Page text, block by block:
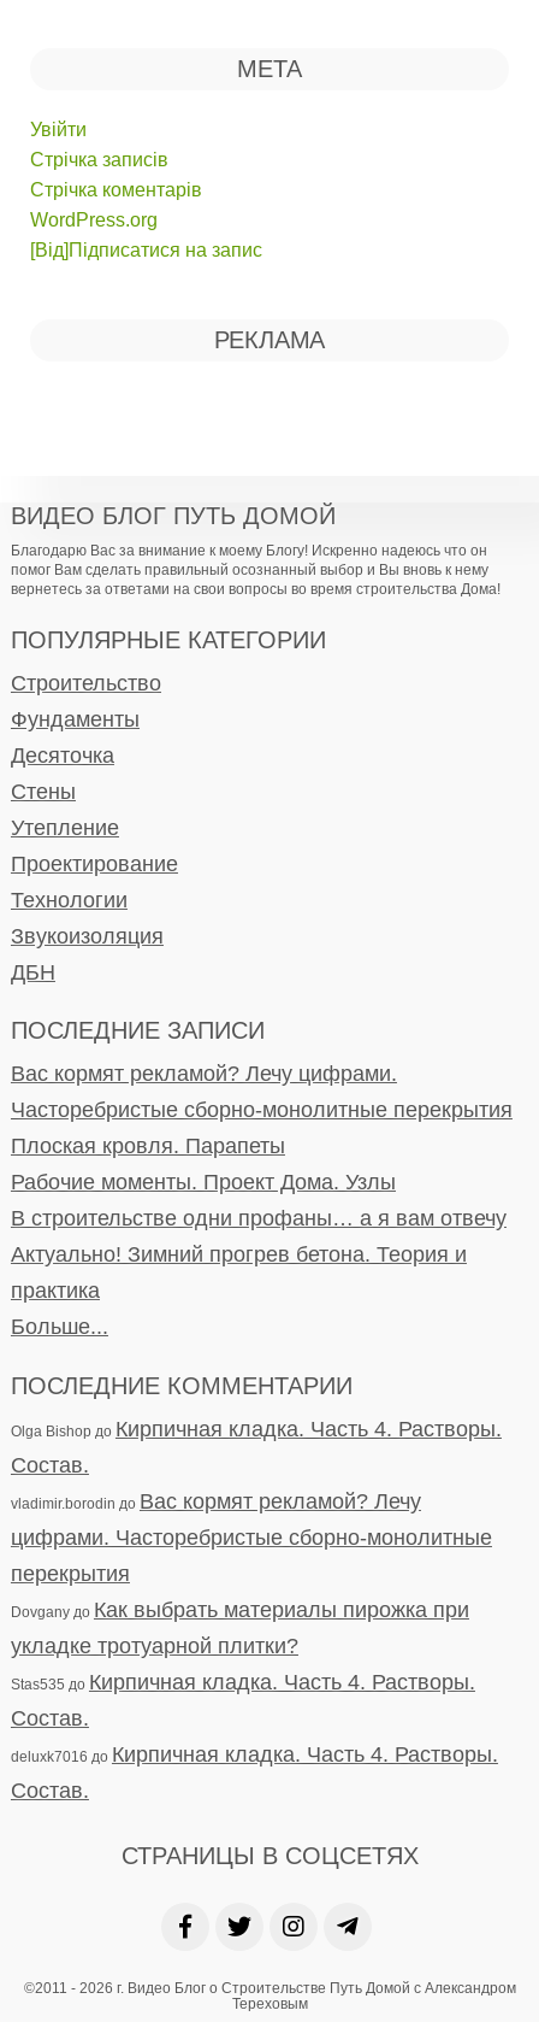
МЕТА
Увійти
Стрічка записів
Стрічка коментарів
WordPress.org
[Від]Підписатися на запис
РЕКЛАМА
ВИДЕО БЛОГ ПУТЬ ДОМОЙ
Благодарю Вас за внимание к моему Блогу! Искренно надеюсь что он
помог Вам сделать правильный осознанный выбор и Вы вновь к нему
вернетесь за ответами на свои вопросы во время строительства Дома!
ПОПУЛЯРНЫЕ КАТЕГОРИИ
Строительство
Фундаменты
Десяточка
Стены
Утепление
Проектирование
Технологии
Звукоизоляция
ДБН
ПОСЛЕДНИЕ ЗАПИСИ
Вас кормят рекламой? Лечу цифрами.
Часторебристые сборно-монолитные перекрытия
Плоская кровля. Парапеты
Рабочие моменты. Проект Дома. Узлы
В строительстве одни профаны… а я вам отвечу
Актуально! Зимний прогрев бетона. Теория и
практика
Больше...
ПОСЛЕДНИЕ КОММЕНТАРИИ
Olga Bishopдо Кирпичная кладка. Часть 4. Растворы.
Состав.
vladimir.borodin до Вас кормят рекламой? Лечу
цифрами. Часторебристые сборно-монолитные
перекрытия
Dovganyдо Как выбрать материалы пирожка при
укладке тротуарной плитки?
Stas535 до Кирпичная кладка. Часть 4. Растворы.
Состав.
deluxk7016 до Кирпичная кладка. Часть 4. Растворы.
Состав.
СТРАНИЦЫ В СОЦСЕТЯХ
©2011 - 2026 г. Видео Блог о Строительстве Путь Домой с Александром
Тереховым